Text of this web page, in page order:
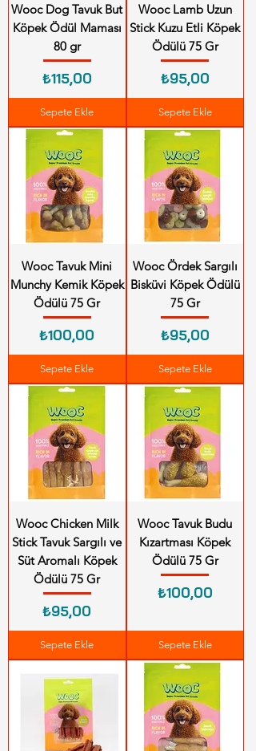
Wooc Dog Tavuk But
Köpek Ödül Maması
80 gr
Fiyat
₺115,00
Sepete Ekle
Wooc Lamb Uzun
Stick Kuzu Etli Köpek
Ödülü 75 Gr
Fiyat
₺95,00
Sepete Ekle
Wooc Tavuk Mini
Munchy Kemik Köpek
Ödülü 75 Gr
Fiyat
₺100,00
Sepete Ekle
Wooc Ördek Sargılı
Bisküvi Köpek Ödülü
75 Gr
Fiyat
₺95,00
Sepete Ekle
Wooc Chicken Milk
Stick Tavuk Sargılı ve
Süt Aromalı Köpek
Ödülü 75 Gr
Fiyat
₺95,00
Sepete Ekle
Wooc Tavuk Budu
Kızartması Köpek
Ödülü 75 Gr
Fiyat
₺100,00
Sepete Ekle